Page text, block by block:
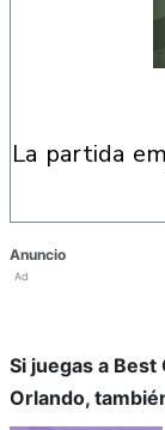
la partida
Anuncio
Ad
Si juegas a
Orlando,